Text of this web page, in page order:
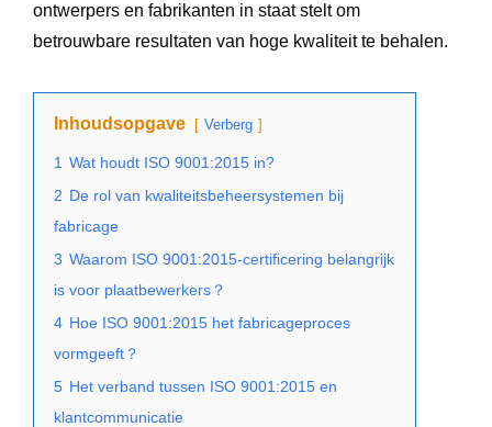
ontwerpers en fabrikanten in staat stelt om
betrouwbare resultaten van hoge kwaliteit te behalen.
Inhoudsopgave Verberg
1 Wat houdt ISO 9001:2015 in?
2 De rol van kwaliteitsbeheersystemen bij
fabricage
3 Waarom ISO 9001:2015-certificering belangrijk
is voor plaatbewerkers？
4 Hoe ISO 9001:2015 het fabricageproces
vormgeeft？
5 Het verband tussen ISO 9001:2015 en
klantcommunicatie